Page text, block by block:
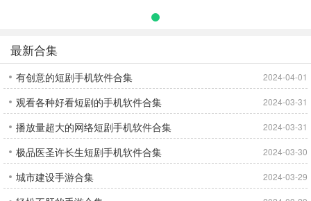
最新合集
有创意的短剧手机软件合集 2024-04-01
观看各种好看短剧的手机软件合集 2024-03-31
播放量超大的网络短剧手机软件合集 2024-03-31
极品医圣许长生短剧手机软件合集 2024-03-30
城市建设手游合集 2024-03-29